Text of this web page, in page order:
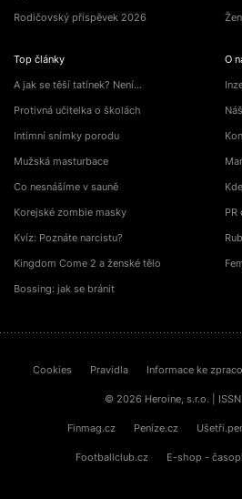
Rodičovský příspěvek 2026
Top články
A jak se těší tatínek? Není…
Protivná učitelka o školách
Intimní snímky porodu
Mužská masturbace
Co nesnášíme v sauně
Korejské zombie masky
Kvíz: Poznáte narcistu?
Kingdom Come 2 a ženské tělo
Bossing: jak se bránit
O
PR
Cookies Pravidla Informace ke
© 2026 Heroine, s.r.o. |
Finmag.cz Peníze.cz
Footballclub.cz E-shop -